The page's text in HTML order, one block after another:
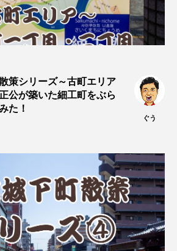
策シリーズ～古町エリア
公が築いた細工町をぶら
た！
ぐう